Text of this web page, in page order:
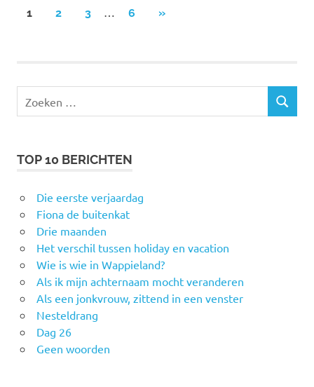
Berichten
1 2 3 … 6
VOLGENDE
»
naar:
ZOEKEN
TOP 10 BERICHTEN
Die eerste verjaardag
Fiona de buitenkat
Drie maanden
Het verschil tussen holiday en vacation
Wie is wie in Wappieland?
Als ik mijn achternaam mocht veranderen
Als een jonkvrouw, zittend in een venster
Nesteldrang
Dag 26
Geen woorden